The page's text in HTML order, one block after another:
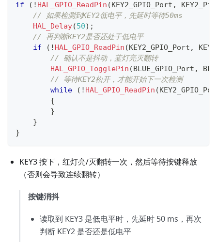
if
( ! HAL_GPIO_ReadPin ( KEY2_GPIO_Port , KEY2_Pin
// 如果检测到KEY2低电平，先延时等待50ms
HAL_Delay(50) ;
// 再判断KEY2是否还处于低电平
if
( ! HAL_GPIO_ReadPin ( KEY2_GPIO_Port ,
// 确认不是抖动，蓝灯亮灭翻转
HAL_GPIO_TogglePin ( BLUE_GPIO_Port ,
// 等待KEY2松开，才能开始下一次检测
while
( ! HAL_GPIO_ReadPin (
{
}
}
}
KEY3 按下，红灯亮/灭翻转一次，然后等待按键释放
（否则会导致连续翻转）
按键消抖
读取到 KEY3 是低电平时，先延时 50 ms，再次
判断 KEY2 是否还是低电平